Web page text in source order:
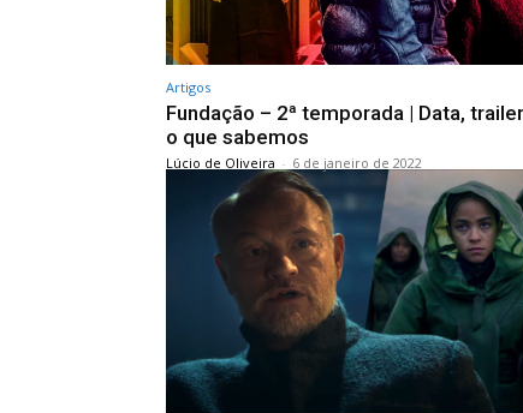
Artigos
Fundação – 2ª temporada | Data,
o que sabemos
Lúcio de Oliveira - 6 de janeiro de 2022